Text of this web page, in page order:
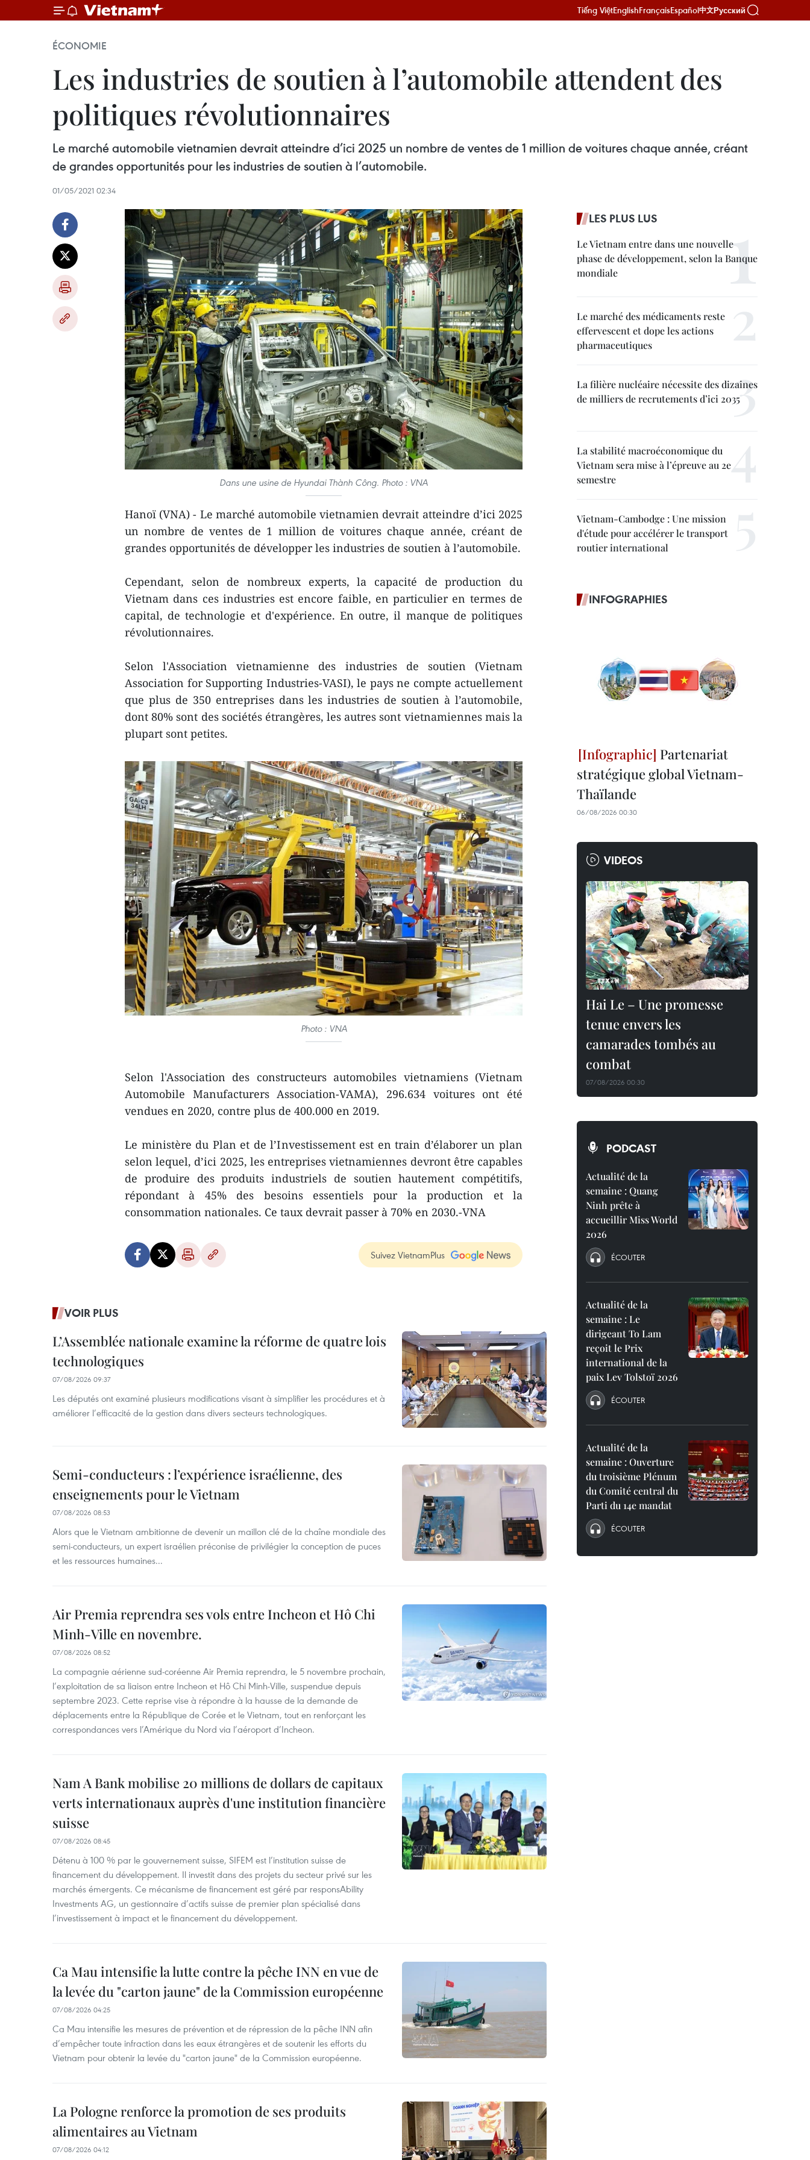
Tiếng ViệtEnglishFrançaisEspañol中文Русский
ÉCONOMIE
Les industries de soutien à l’automobile attendent des
politiques révolutionnaires
Le marché automobile vietnamien devrait atteindre d’ici 2025 un nombre de ventes de 1 million de voitures chaque année, créant
de grandes opportunités pour les industries de soutien à l’automobile.
01/05/2021 02:34
Dans une usine de Hyundai Thành Công. Photo : VNA
Hanoï (VNA) - Le marché automobile vietnamien devrait atteindre d’ici 2025
un nombre de ventes de 1 million de voitures chaque année, créant de
grandes opportunités de développer les industries de soutien à l’automobile.
Cependant, selon de nombreux experts, la capacité de production du
Vietnam dans ces industries est encore faible, en particulier en termes de
capital, de technologie et d'expérience. En outre, il manque de politiques
révolutionnaires.
Selon l'Association vietnamienne des industries de soutien (Vietnam
Association for Supporting Industries-VASI), le pays ne compte actuellement
que plus de 350 entreprises dans les industries de soutien à l’automobile,
dont 80% sont des sociétés étrangères, les autres sont vietnamiennes mais la
plupart sont petites.
Photo : VNA
Selon l'Association des constructeurs automobiles vietnamiens (Vietnam
Automobile Manufacturers Association-VAMA), 296.634 voitures ont été
vendues en 2020, contre plus de 400.000 en 2019.
Le ministère du Plan et de l’Investissement est en train d’élaborer un plan
selon lequel, d’ici 2025, les entreprises vietnamiennes devront être capables
de produire des produits industriels de soutien hautement compétitifs,
répondant à 45% des besoins essentiels pour la production et la
consommation nationales. Ce taux devrait passer à 70% en 2030.-VNA
Suivez VietnamPlus
VOIR PLUS
L’Assemblée nationale examine la réforme de quatre lois
technologiques
07/08/2026 09:37
Les députés ont examiné plusieurs modifications visant à simplifier les procédures et à
améliorer l’efficacité de la gestion dans divers secteurs technologiques.
Semi-conducteurs : l’expérience israélienne, des
enseignements pour le Vietnam
07/08/2026 08:53
Alors que le Vietnam ambitionne de devenir un maillon clé de la chaîne mondiale des
semi-conducteurs, un expert israélien préconise de privilégier la conception de puces
et les ressources humaines...
Air Premia reprendra ses vols entre Incheon et Hô Chi
Minh-Ville en novembre.
07/08/2026 08:52
La compagnie aérienne sud-coréenne Air Premia reprendra, le 5 novembre prochain,
l’exploitation de sa liaison entre Incheon et Hô Chi Minh-Ville, suspendue depuis
septembre 2023. Cette reprise vise à répondre à la hausse de la demande de
déplacements entre la République de Corée et le Vietnam, tout en renforçant les
correspondances vers l’Amérique du Nord via l’aéroport d’Incheon.
Nam A Bank mobilise 20 millions de dollars de capitaux
verts internationaux auprès d'une institution financière
suisse
07/08/2026 08:45
Détenu à 100 % par le gouvernement suisse, SIFEM est l’institution suisse de
financement du développement. Il investit dans des projets du secteur privé sur les
marchés émergents. Ce mécanisme de financement est géré par responsAbility
Investments AG, un gestionnaire d’actifs suisse de premier plan spécialisé dans
l’investissement à impact et le financement du développement.
Ca Mau intensifie la lutte contre la pêche INN en vue de
la levée du "carton jaune" de la Commission européenne
07/08/2026 04:25
Ca Mau intensifie les mesures de prévention et de répression de la pêche INN afin
d’empêcher toute infraction dans les eaux étrangères et de soutenir les efforts du
Vietnam pour obtenir la levée du "carton jaune" de la Commission européenne.
La Pologne renforce la promotion de ses produits
alimentaires au Vietnam
07/08/2026 04:12
LES PLUS LUS
Le Vietnam entre dans une nouvelle
phase de développement, selon la Banque
mondiale
Le marché des médicaments reste
effervescent et dope les actions
pharmaceutiques
La filière nucléaire nécessite des dizaines
de milliers de recrutements d’ici 2035
La stabilité macroéconomique du
Vietnam sera mise à l’épreuve au 2e
semestre
Vietnam-Cambodge : Une mission
d'étude pour accélérer le transport
routier international
INFOGRAPHIES
Partenariat
stratégique global Vietnam-
Thaïlande
06/08/2026 00:30
VIDEOS
Hai Le – Une promesse
tenue envers les
camarades tombés au
combat
07/08/2026 00:30
PODCAST
Actualité de la
semaine : Quang
Ninh prête à
accueillir Miss World
2026
ÉCOUTER
Actualité de la
semaine : Le
dirigeant To Lam
reçoit le Prix
international de la
paix Lev Tolstoï 2026
ÉCOUTER
Actualité de la
semaine : Ouverture
du troisième Plénum
du Comité central du
Parti du 14e mandat
ÉCOUTER